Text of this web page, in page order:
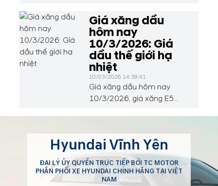
Giá xăng dầu
hôm nay
10/3/2026: Giá
dầu thế giới hạ
nhiệt
10/03/2026 14:59:41
Giá xăng dầu hôm nay
10/3/2026, giá xăng E5
mức 27.047 đồng/lít. Tại thị
trường thế giới, dầu thô
quay đầu giảm nhẹ sau khi
áp sát ngưỡng 120
USD/thùng. Động thái nới
Hyundai Vĩnh Yên
ĐẠI LÝ ỦY QUYỀN TRỰC TIẾP BỞI TC MOTOR
PHÂN PHỐI XE HYUNDAI CHÍNH HÃNG TẠI VIỆT
NAM